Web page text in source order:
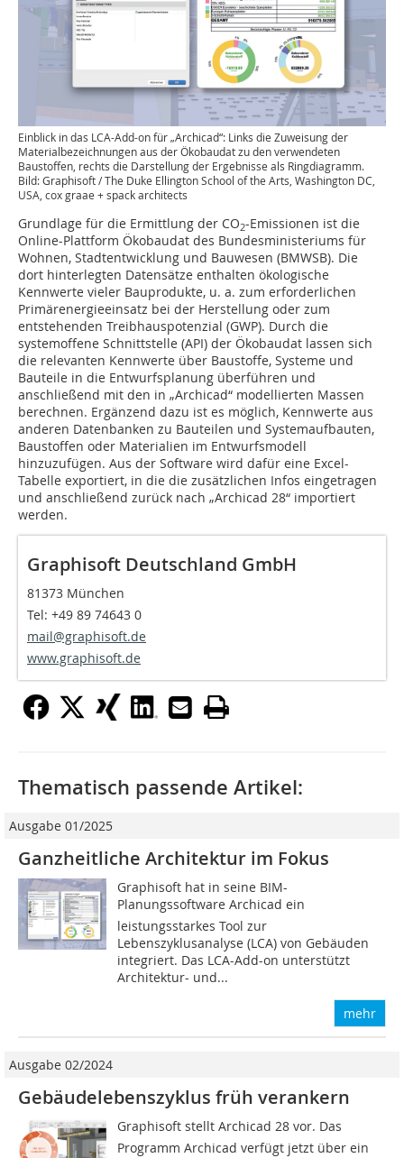
Einblick in das LCA-Add-on für „Archicad“: Links die Zuweisung der
Materialbezeichnungen aus der Ökobaudat zu den verwendeten
Baustoffen, rechts die Darstellung der Ergebnisse als Ringdiagramm.
Bild: Graphisoft / The Duke Ellington School of the Arts, Washington DC,
USA, cox graae + spack architects
Grundlage für die Ermittlung der CO2-Emissionen ist die
Online-Plattform Ökobaudat des Bundesministeriums für
Wohnen, Stadtentwicklung und Bauwesen (BMWSB). Die
dort hinterlegten Datensätze enthalten ökologische
Kennwerte vieler Bauprodukte, u. a. zum erforderlichen
Primärenergieeinsatz bei der Herstellung oder zum
entstehenden Treibhauspotenzial (GWP). Durch die
systemoffene Schnittstelle (API) der Ökobaudat lassen sich
die relevanten Kennwerte über Baustoffe, Systeme und
Bauteile in die Entwurfsplanung überführen und
anschließend mit den in „Archicad“ modellierten Massen
berechnen. Ergänzend dazu ist es möglich, Kennwerte aus
anderen Datenbanken zu Bauteilen und Systemaufbauten,
Baustoffen oder Materialien im Entwurfsmodell
hinzuzufügen. Aus der Software wird dafür eine Excel-
Tabelle exportiert, in die die zusätzlichen Infos eingetragen
und anschließend zurück nach „Archicad 28“ importiert
werden.
Graphisoft Deutschland GmbH
81373 München
Tel: +49 89 74643 0
mail@graphisoft.de
www.graphisoft.de
Thematisch passende Artikel:
Ausgabe 01/2025
Ganzheitliche Architektur im Fokus
Graphisoft hat in seine BIM-
Planungssoftware Archicad ein
leistungsstarkes Tool zur
Lebenszyklusanalyse (LCA) von Gebäuden
integriert. Das LCA-Add-on unterstützt
Architektur- und...
mehr
Ausgabe 02/2024
Gebäudelebenszyklus früh verankern
Graphisoft stellt Archicad 28 vor. Das
Programm Archicad verfügt jetzt über ein